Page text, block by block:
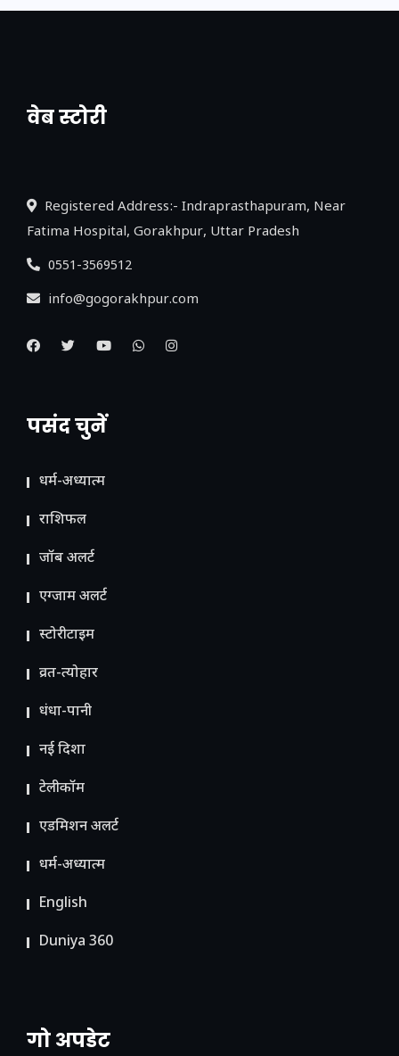
वेब स्टोरी
नया एक्सप्रेसवे: पूर्वांचल का लक, डेवलपमेंट का
Registered Address:- Indraprasthapuram, Near
Fatima Hospital, Gorakhpur, Uttar Pradesh
0551-3569512
info@gogorakhpur.com
पसंद चुनें
धर्म-अध्यात्म
राशिफल
जॉब अलर्ट
एग्जाम अलर्ट
स्टोरीटाइम
व्रत-त्योहार
धंधा-पानी
नई दिशा
टेलीकॉम
ए​डमिशन अलर्ट
धर्म-अध्यात्म
English
Duniya 360
गो अपडेट